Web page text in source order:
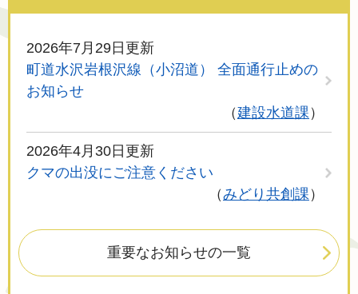
2026年7月29日更新
町道水沢岩根沢線（小沼道） 全面通行止めの
お知らせ
建設水道課
2026年4月30日更新
クマの出没にご注意ください
みどり共創課
重要なお知らせの一覧